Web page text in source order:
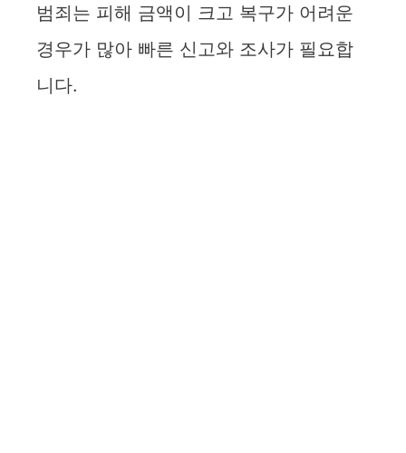
범죄는 피해 금액이 크고 복구가 어려운
경우가 많아 빠른 신고와 조사가 필요합
니다.